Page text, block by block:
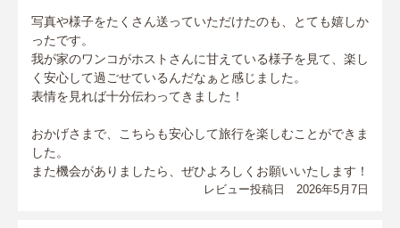
写真や様子をたくさん送っていただけたのも、とても嬉しか
ったです。
我が家のワンコがホストさんに甘えている様子を見て、楽し
く安心して過ごせているんだなぁと感じました。
表情を見れば十分伝わってきました！
おかげさまで、こちらも安心して旅行を楽しむことができま
した。
また機会がありましたら、ぜひよろしくお願いいたします！
レビュー投稿日 2026年5月7日